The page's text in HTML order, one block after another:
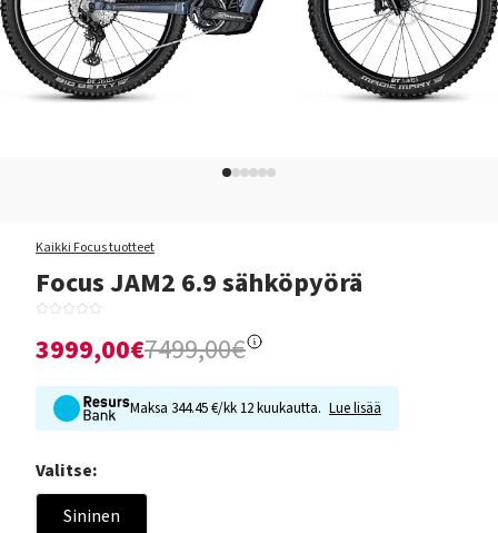
Kaikki Focus tuotteet
Focus JAM2 6.9 sähköpyörä
3999,00€7499,00€
Maksa 344.45 €/kk 12 kuukautta. Lue lisää
Valitse:
Sininen